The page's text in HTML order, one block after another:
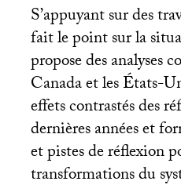
S’appuyant sur des
fait le point sur la
propose des analyses
Canada et les États-
effets contrastés des
dernières années et
et pistes de réflexion
transformations du